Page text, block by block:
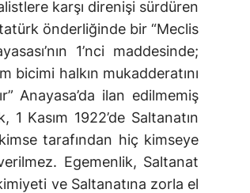
karşı direnişi sürdüren
önderliğinde bir “Meclis
1’nci maddesinde;
bicimi halkın mukadderatını
Anayasa’da ilan edilmemiş
1 Kasım 1922’de Saltanatın
tarafından hiç kimseye
Egemenlik, Saltanat
ve Saltanatına zorla el